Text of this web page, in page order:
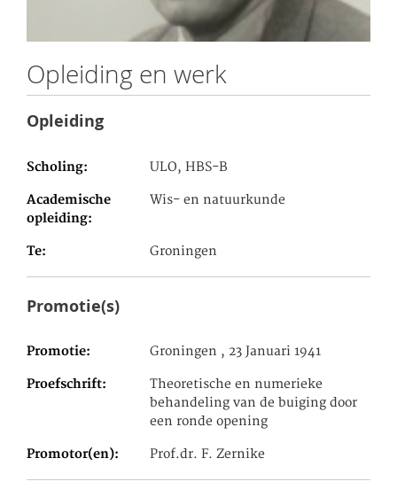
Opleiding en werk
Opleiding
Scholing ULO, HBS-B
Academische
opleiding
Wis- en natuurkunde
Te Groningen
Promotie(s)
Promotie Groningen , 23 Januari 1941
Proefschrift
Theoretische en numerieke
behandeling van de buiging door
een ronde opening
Promotor(en) Prof.dr. F. Zernike